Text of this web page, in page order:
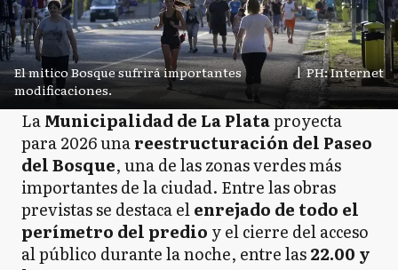
El mitico Bosque sufrirá importantes
modificaciones.
| PH: Internet
LaMunicipalidad de La Plataproyecta
para 2026 unareestructuración del Paseo
del Bosque, una de las zonas verdes más
importantes de la ciudad. Entre las obras
previstas se destaca elenrejado de todo el
perímetro del predio y el cierre del acceso
al público durante la noche, entre las22.00 y